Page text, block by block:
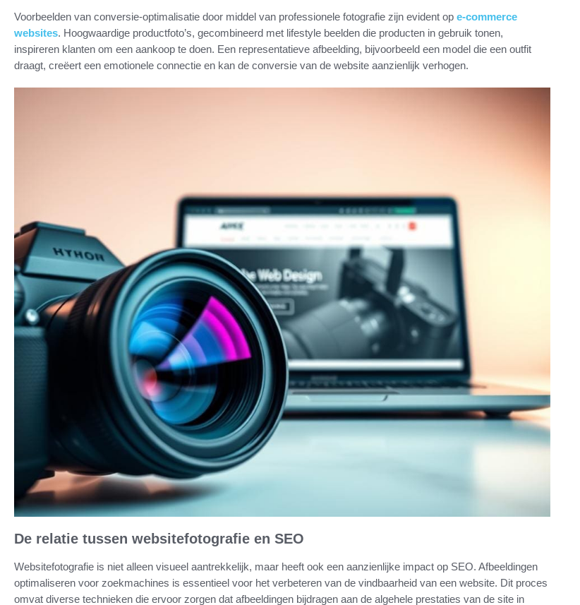
Voorbeelden van conversie-optimalisatie door middel van professionele fotografie zijn evident op e-commerce
websites. Hoogwaardige productfoto’s, gecombineerd met lifestyle beelden die producten in gebruik tonen,
inspireren klanten om een aankoop te doen. Een representatieve afbeelding, bijvoorbeeld een model die een outfit
draagt, creëert een emotionele connectie en kan de conversie van de website aanzienlijk verhogen.
De relatie tussen websitefotografie en SEO
Websitefotografie is niet alleen visueel aantrekkelijk, maar heeft ook een aanzienlijke impact op SEO. Afbeeldingen
optimaliseren voor zoekmachines is essentieel voor het verbeteren van de vindbaarheid van een website. Dit proces
omvat diverse technieken die ervoor zorgen dat afbeeldingen bijdragen aan de algehele prestaties van de site in